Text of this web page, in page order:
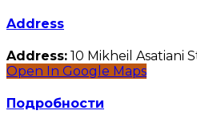
Address
Address: 10 Mikheil Asatiani
Open In Google Maps
Подробности